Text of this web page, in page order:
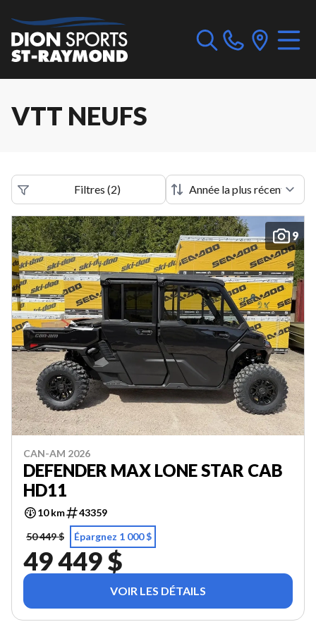
VTT NEUFS
Filtres (2)
9
CAN-AM 2026
DEFENDER MAX LONE STAR CAB
HD11
10 km
43359
50 449 $
Épargnez 1 000 $
49 449 $
VOIR LES DÉTAILS